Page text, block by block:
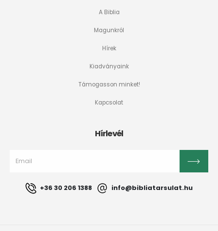
A Biblia
Magunkról
Hírek
Kiadványaink
Támogasson minket!
Kapcsolat
Hírlevél
+36 30 206 1388 info@bibliatarsulat.hu